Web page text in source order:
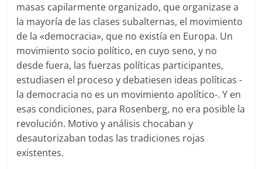
masas capilarmente organizado, que organizase a
la mayoría de las clases subalternas, el movimiento
de la «democracia», que no existía en Europa. Un
movimiento socio político, en cuyo seno, y no
desde fuera, las fuerzas políticas participantes,
estudiasen el proceso y debatiesen ideas políticas -
la democracia no es un movimiento apolítico-. Y en
esas condiciones, para Rosenberg, no era posible la
revolución. Motivo y análisis chocaban y
desautorizaban todas las tradiciones rojas
existentes.